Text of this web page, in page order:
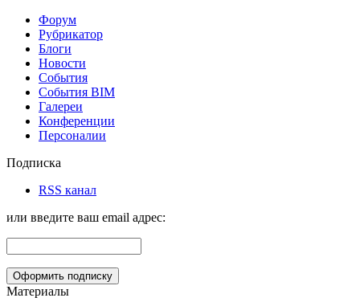
Форум
Рубрикатор
Блоги
Новости
События
События BIM
Галереи
Конференции
Персоналии
Подписка
RSS канал
или введите ваш email адрес:
Материалы